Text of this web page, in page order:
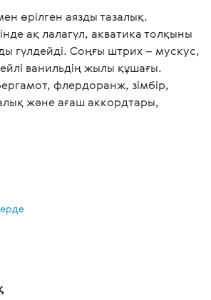
өрілген аязды тазалық.
ақ лалагүл, акватика толқыны
гүлдейді. Соңғы штрих – мускус,
ванильдің жылы құшағы.
флердоранж, зімбір,
және ағаш аккордтары,